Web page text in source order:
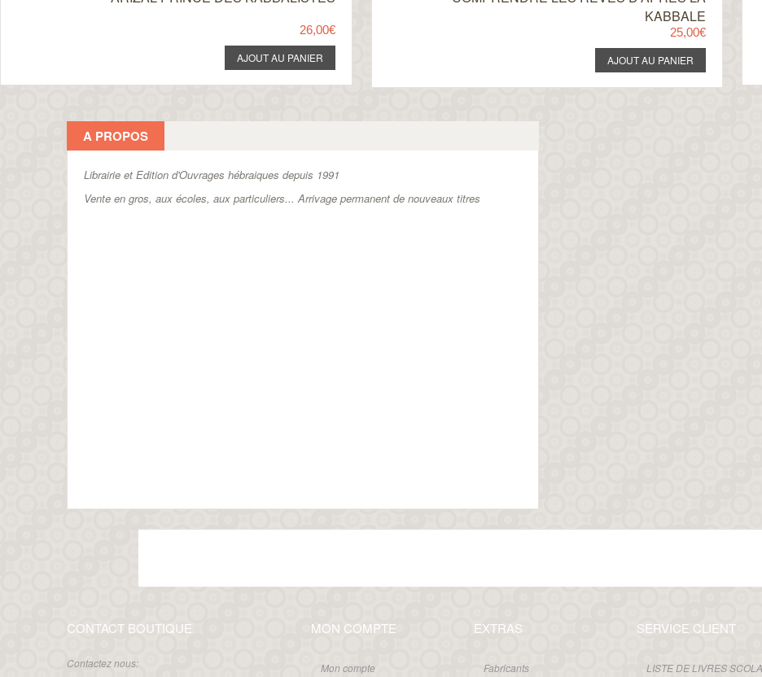
26,00€
KABBALE
25,00€
A PROPOS
Librairie et Edition d'Ouvrages hébraiques depuis 1991
Vente en gros, aux écoles, aux particuliers...Arrivage permanent de nouveaux titres
CONTACT BOUTIQUE
Contactez nous:
MON COMPTE
Mon compte
EXTRAS
Fabricants
SERVICE CLIENT
LISTE DE LIVRES